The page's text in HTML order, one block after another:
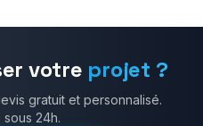
votre projet ?
gratuit et personnalisé.
24h.